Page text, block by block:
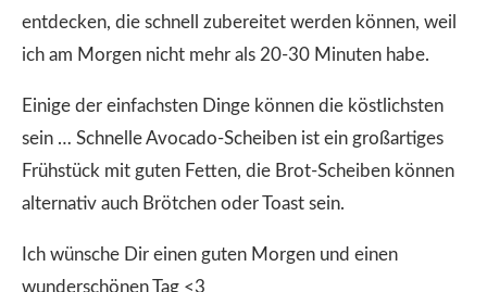
entdecken, die schnell zubereitet werden können, weil
ich am Morgen nicht mehr als 20-30 Minuten habe.
Einige der einfachsten Dinge können die köstlichsten
sein … Schnelle Avocado-Scheiben ist ein großartiges
Frühstück mit guten Fetten, die Brot-Scheiben können
alternativ auch Brötchen oder Toast sein.
Ich wünsche Dir einen guten Morgen und einen
wunderschönen Tag <3